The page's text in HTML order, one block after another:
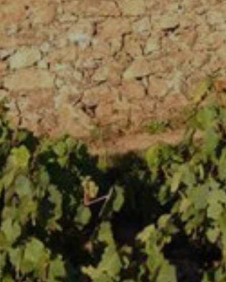
Accueil
Domaine & Vins
Le domaine
Les vins
Actualités
Les terroirs